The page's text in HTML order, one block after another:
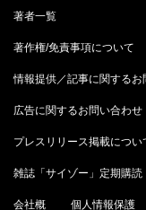
著者一覧
著作権/免責事項について
情報提供／記事に関するお
広告に関するお問い合わせ
プレスリリース掲載につい
雑誌「サイゾー」定期購読
会社概 個人情報保護